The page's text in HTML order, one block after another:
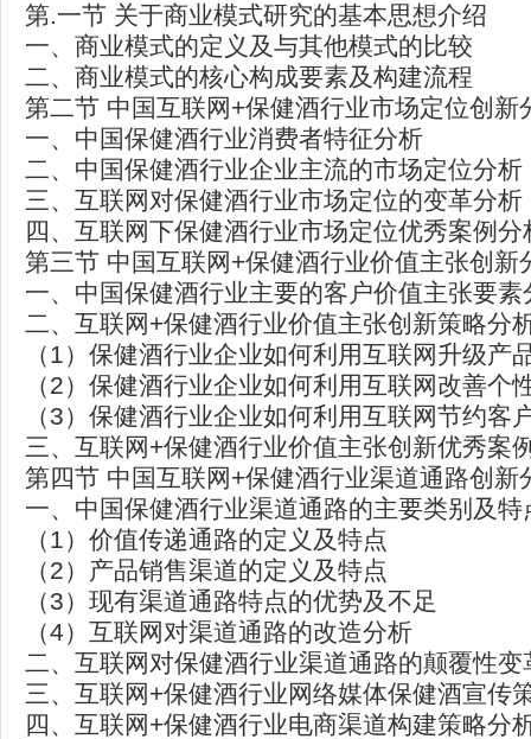
第.一节 关于商业模式研究的基本思想介绍
一、商业模式的定义及与其他模式的比较
二、商业模式的核心构成要素及构建流程
第二节 中国互联网+保健酒行业市场定位创新
一、中国保健酒行业消费者特征分析
二、中国保健酒行业企业主流的市场定位分析
三、互联网对保健酒行业市场定位的变革分析
四、互联网下保健酒行业市场定位优秀案例分
第三节 中国互联网+保健酒行业价值主张创新
一、中国保健酒行业主要的客户价值主张要素
二、互联网+保健酒行业价值主张创新策略分
（1）保健酒行业企业如何利用互联网升级产
（2）保健酒行业企业如何利用互联网改善个
（3）保健酒行业企业如何利用互联网节约客
三、互联网+保健酒行业价值主张创新优秀案
第四节 中国互联网+保健酒行业渠道通路创新
一、中国保健酒行业渠道通路的主要类别及特
（1）价值传递通路的定义及特点
（2）产品销售渠道的定义及特点
（3）现有渠道通路特点的优势及不足
（4）互联网对渠道通路的改造分析
二、互联网对保健酒行业渠道通路的颠覆性变
三、互联网+保健酒行业网络媒体保健酒宣传
四、互联网+保健酒行业电商渠道构建策略分